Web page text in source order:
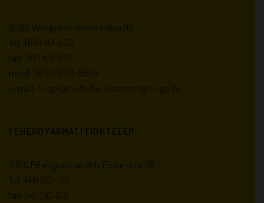
8200 Veszprém, Fenyves utca 99.
Tel.:
fax:
mobil:
e-mail:
FEHÉRGYARMATI FIÓKTELEP
4900 Fehérgyarmat, Ady Endre utca 20.
Tel.:
fax: